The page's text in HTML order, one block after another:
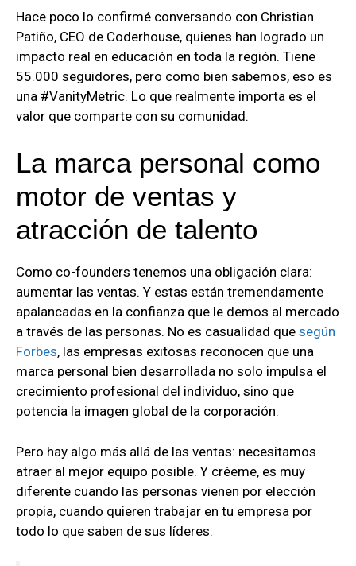
Hace poco lo confirmé conversando con Christian
Patiño, CEO de Coderhouse, quienes han logrado un
impacto real en educación en toda la región. Tiene
55.000 seguidores, pero como bien sabemos, eso es
una #VanityMetric. Lo que realmente importa es el
valor que comparte con su comunidad.
La marca personal como
motor de ventas y
atracción de talento
Como co-founders tenemos una obligación clara:
aumentar las ventas. Y estas están tremendamente
apalancadas en la confianza que le demos al mercado
a través de las personas. No es casualidad que según
Forbes, las empresas exitosas reconocen que una
marca personal bien desarrollada no solo impulsa el
crecimiento profesional del individuo, sino que
potencia la imagen global de la corporación.
Pero hay algo más allá de las ventas: necesitamos
atraer al mejor equipo posible. Y créeme, es muy
diferente cuando las personas vienen por elección
propia, cuando quieren trabajar en tu empresa por
todo lo que saben de sus líderes.